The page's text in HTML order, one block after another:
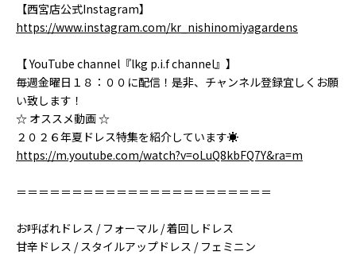
【西宮店公式Instagram】
https://www.instagram.com/kr_nishinomiyagardens
【 YouTube channel『lkg p.i.f channel』】
毎週金曜日１８：００に配信！是非、チャンネル登録宜しくお願
い致します！
☆ オススメ動画 ☆
２０２６年夏ドレス特集を紹介しています☀️
https://m.youtube.com/watch?v=oLuQ8kbFQ7Y&ra=m
＝＝＝＝＝＝＝＝＝＝＝＝＝＝＝＝＝＝＝＝＝＝＝
お呼ばれドレス / フォーマル / 着回しドレス
甘辛ドレス / スタイルアップドレス / フェミニン